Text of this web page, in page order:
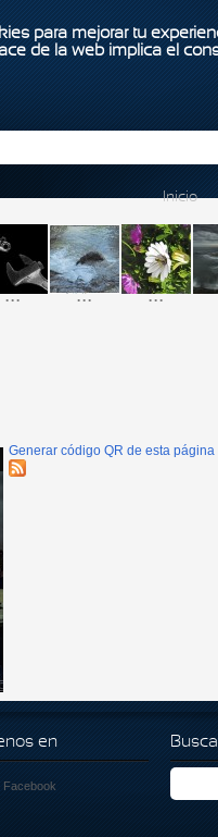
para mejorar tu
de la web implica el
Inicio
... ... ...
Generar código QR de esta página
en
Facebook